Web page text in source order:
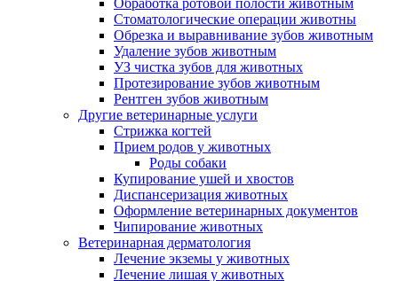
Обработка ротовой полости животным
Стоматологические операции животны
Обрезка и выравнивание зубов животным
Удаление зубов животным
УЗ чистка зубов для животных
Протезирование зубов животным
Рентген зубов животным
Другие ветеринарные услуги
Стрижка когтей
Прием родов у животных
Роды собаки
Купирование ушей и хвостов
Диспансеризация животных
Оформление ветеринарных документов
Чипирование животных
Ветеринарная дерматология
Лечение экземы у животных
Лечение лишая у животных